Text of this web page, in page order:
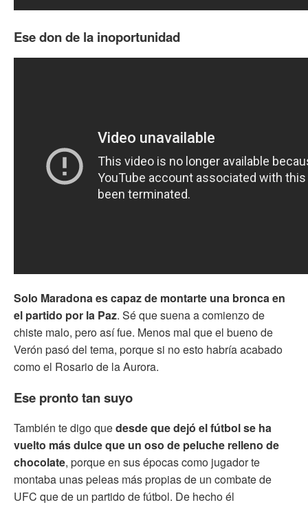
Ese don de la inoportunidad
Solo Maradona es capaz de montarte una bronca en
el partido por la Paz. Sé que suena a comienzo de
chiste malo, pero así fue. Menos mal que el bueno de
Verón pasó del tema, porque si no esto habría acabado
como el Rosario de la Aurora.
Ese pronto tan suyo
También te digo quedesde que dejó el fútbol se ha
vuelto más dulce que un oso de peluche relleno de
chocolate, porque en sus épocas como jugador te
montaba unas peleas más propias de un combate de
UFC que de un partido de fútbol. De hecho él